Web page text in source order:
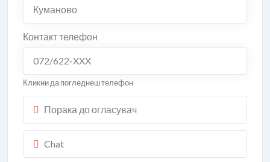
Куманово
Контакт телефон
072/622-XXX
Кликни да погледнеш телефон
Порака до огласувач
Chat